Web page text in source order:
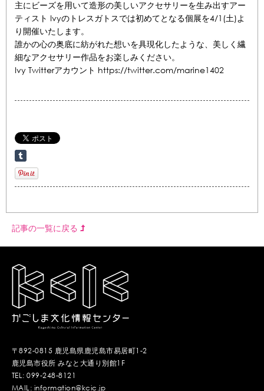
主にビーズを用いて造形の美しいアクセサリーを生み出すアー
ティスト Ivyのトレスガトスでは初めてとなる個展を4/1(土)よ
り開催いたします。
誰かの心の奥底に紡がれた想いを具現化したような、美しく繊
細なアクセサリー作品をお楽しみください。
Ivy Twitterアカウント https://twitter.com/marine1402
記事の一覧に戻る
〒892-0815 鹿児島県鹿児島市易居町1-2
鹿児島市役所 みなと大通り別館1F
TEL: 099-248-8121
MAIL: information@kcic.jp